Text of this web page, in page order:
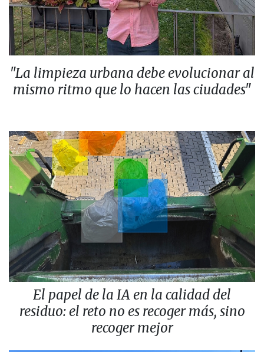
"La limpieza urbana debe evolucionar al
mismo ritmo que lo hacen las ciudades"
El papel de la IA en la calidad del
residuo: el reto no es recoger más, sino
recoger mejor